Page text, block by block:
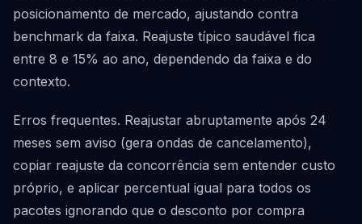
posicionamento de mercado, ajustando contra
benchmark da faixa. Reajuste típico saudável fica
entre 8 e 15% ao ano, dependendo da faixa e do
contexto.
Erros frequentes. Reajustar abruptamente após 24
meses sem aviso (gera ondas de cancelamento),
copiar reajuste da concorrência sem entender custo
próprio, e aplicar percentual igual para todos os
pacotes ignorando que o desconto por compra